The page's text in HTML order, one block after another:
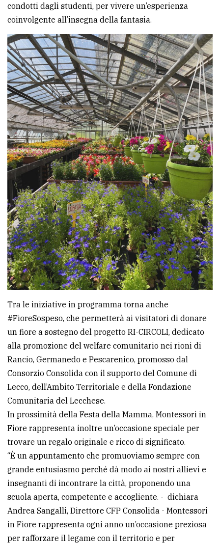
PRIVACY
Privacy
policy
Cookie
policy
condotti dagli studenti, per vivere un’esperienza
coinvolgente all’insegna della fantasia.
Tra le iniziative in programma torna anche
#FioreSospeso, che permetterà ai visitatori di donare
un fiore a sostegno del progetto RI-CIRCOLI, dedicato
alla promozione del welfare comunitario nei rioni di
Rancio, Germanedo e Pescarenico, promosso dal
Consorzio Consolida con il supporto del Comune di
Lecco, dell’Ambito Territoriale e della Fondazione
Comunitaria del Lecchese.
In prossimità della Festa della Mamma, Montessori in
Fiore rappresenta inoltre un’occasione speciale per
trovare un regalo originale e ricco di significato.
“È un appuntamento che promuoviamo sempre con
grande entusiasmo perché dà modo ai nostri allievi e
insegnanti di incontrare la città, proponendo una
scuola aperta, competente e accogliente. - dichiara
Andrea Sangalli, Direttore CFP Consolida - Montessori
in Fiore rappresenta ogni anno un’occasione preziosa
per rafforzare il legame con il territorio e per